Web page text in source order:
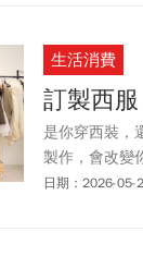
國家亦然。
生活消費
訂製西
是你穿西裝，
製作，會改變
別人、也讓你
日期：2026-05-